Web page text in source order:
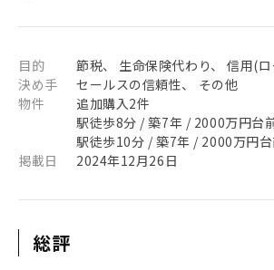
目的
節税、 生命保険代わり、 信用(
決め手
セールスの信頼性、 その他
物件
追加購入2件
駅徒歩8分 / 築7年 / 2000万円台
駅徒歩10分 / 築7年 / 2000万円
掲載日
2024年12月26日
総評